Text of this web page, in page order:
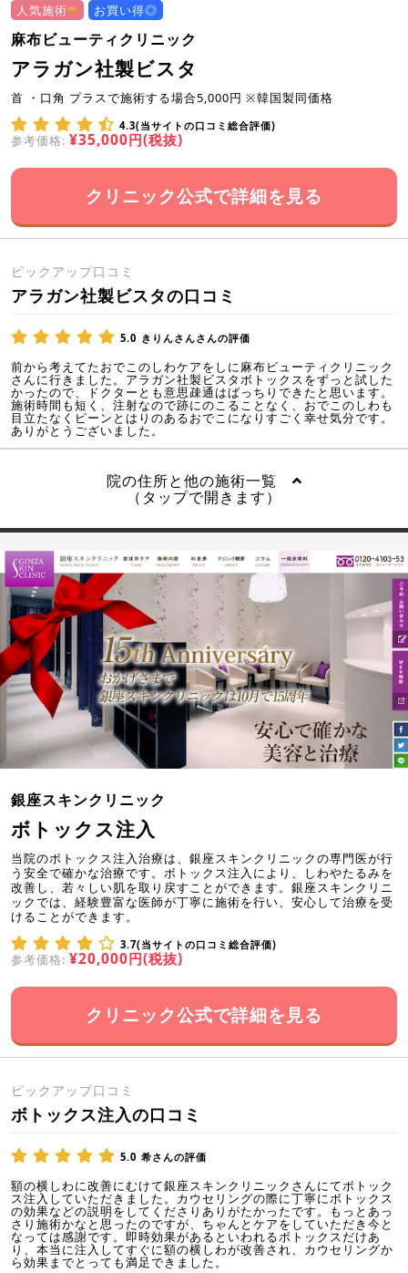
人気施術 お買い得◎
麻布ビューティクリニック
アラガン社製ビスタ
首 ・口角 プラスで施術する場合5,000円 ※韓国製同価格
4.3(当サイトの口コミ総合評価)
参考価格: ¥35,000円(税抜)
クリニック公式で詳細を見る
ピックアップ口コミ
アラガン社製ビスタの口コミ
5.0 きりんさんさんの評価
前から考えてたおでこのしわケアをしに麻布ビューティクリニック
さんに行きました。アラガン社製ビスタボトックスをずっと試した
かったので、ドクターとも意思疎通はばっちりできたと思います。
施術時間も短く、注射なので跡にのこることなく、おでこのしわも
目立たなくピーンとはりのあるおでこになりすごく幸せ気分です。
ありがとうございました。
院の住所と他の施術一覧
（タップで開きます）
銀座スキンクリニック
ボトックス注入
当院のボトックス注入治療は、銀座スキンクリニックの専門医が行
う安全で確かな治療です。ボトックス注入により、しわやたるみを
改善し、若々しい肌を取り戻すことができます。銀座スキンクリニ
ックでは、経験豊富な医師が丁寧に施術を行い、安心して治療を受
けることができます。
3.7(当サイトの口コミ総合評価)
参考価格: ¥20,000円(税抜)
クリニック公式で詳細を見る
ピックアップ口コミ
ボトックス注入の口コミ
5.0 希さんの評価
額の横しわに改善にむけて銀座スキンクリニックさんにてボトック
ス注入していただきました。カウセリングの際に丁寧にボトックス
の効果などの説明をしてくださりありがたかったです。もっとあっ
さり施術かなと思ったのですが、ちゃんとケアをしていただき今と
なっては感謝です。即時効果があるといわれるボトックスだけあ
り、本当に注入してすぐに額の横しわが改善され、カウセリングか
ら効果までとっても満足できました。